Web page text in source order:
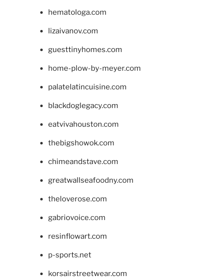
hematologa.com
lizaivanov.com
guesttinyhomes.com
home-plow-by-meyer.com
palatelatincuisine.com
blackdoglegacy.com
eatvivahouston.com
thebigshowok.com
chimeandstave.com
greatwallseafoodny.com
theloverose.com
gabriovoice.com
resinflowart.com
p-sports.net
korsairstreetwear.com